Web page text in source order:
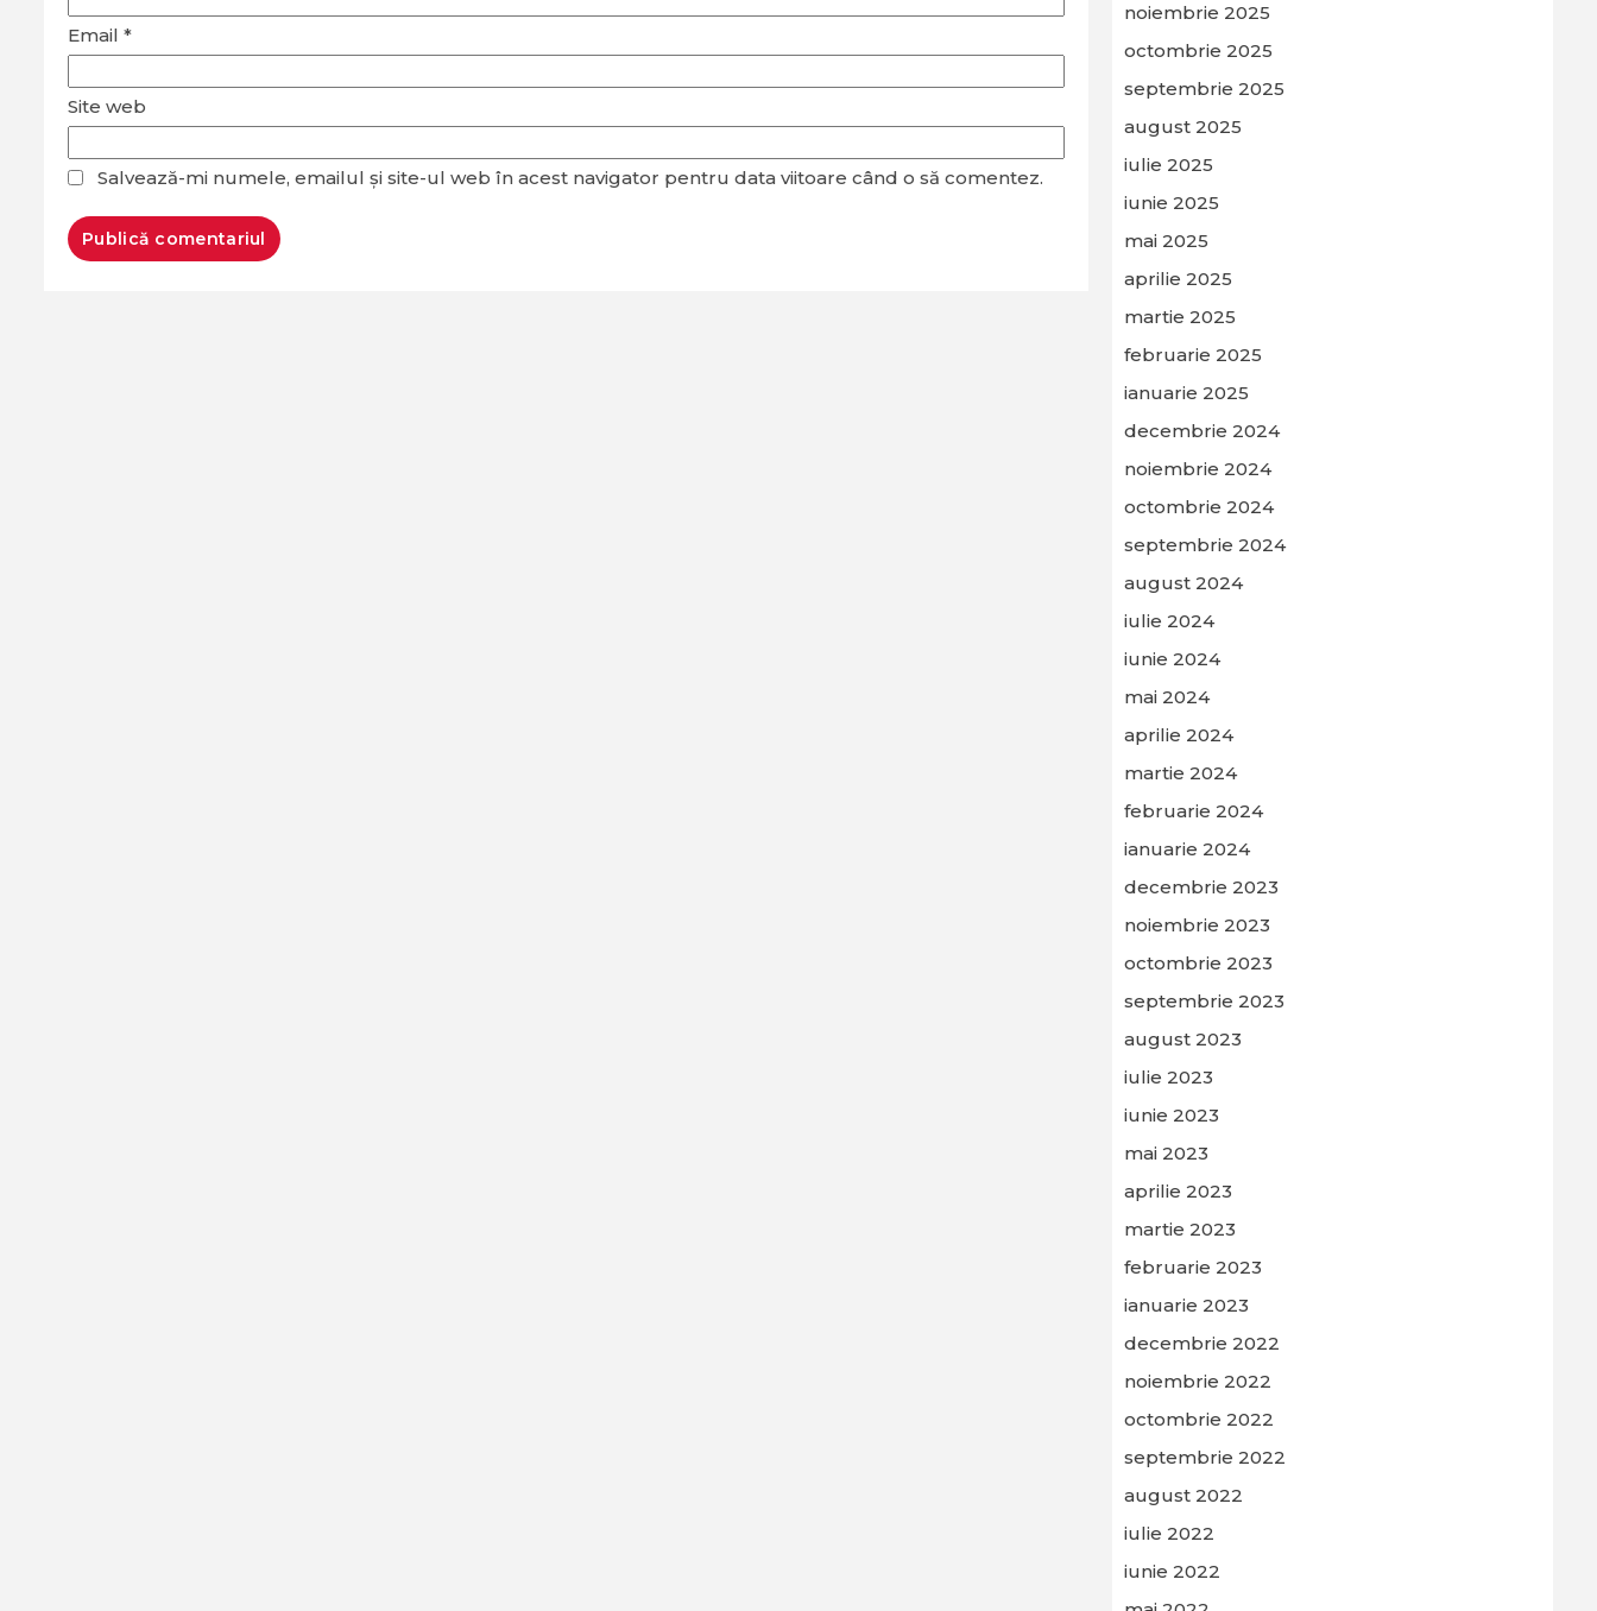
Email *
Site web
Salvează-mi numele, emailul și site-ul web în acest navigator pentru data viitoare când o să comentez.
noiembrie 2025
octombrie 2025
septembrie 2025
august 2025
iulie 2025
iunie 2025
mai 2025
aprilie 2025
martie 2025
februarie 2025
ianuarie 2025
decembrie 2024
noiembrie 2024
octombrie 2024
septembrie 2024
august 2024
iulie 2024
iunie 2024
mai 2024
aprilie 2024
martie 2024
februarie 2024
ianuarie 2024
decembrie 2023
noiembrie 2023
octombrie 2023
septembrie 2023
august 2023
iulie 2023
iunie 2023
mai 2023
aprilie 2023
martie 2023
februarie 2023
ianuarie 2023
decembrie 2022
noiembrie 2022
octombrie 2022
septembrie 2022
august 2022
iulie 2022
iunie 2022